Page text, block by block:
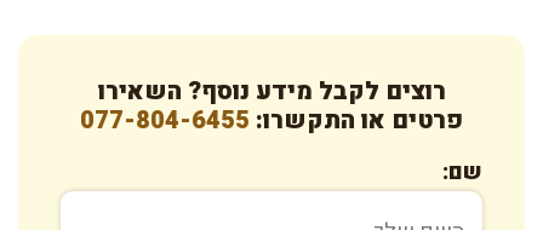
רוצים לקבל מידע נוסף? השאירו
פרטים או התקשרו: 077-804-6455
שם: